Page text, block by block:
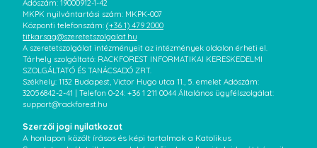
Adószám: 19000912-1-42
MKPK nyilvántartási szám: MKPK-007
Központi telefonszám: (+36 1) 479 2000
titkarsag@szeretetszolgalat.hu
A szeretetszolgálat intézményeit az intézmények oldalon érheti el.
Tárhely szolgáltató: RACKFOREST INFORMATIKAI KERESKEDELMI
SZOLGÁLTATÓ ÉS TANÁCSADÓ ZRT.
Székhely: 1132 Budapest, Victor Hugo utca 11., 5. emelet Adószám:
32056842-2-41 | Telefon 0-24: +36 1 211 0044 Általános ügyfélszolgálat:
support@rackforest.hu
Szerzői jogi nyilatkozat
A honlapon közölt írásos és képi tartalmak a Katolikus